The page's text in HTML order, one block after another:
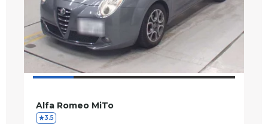
Alfa Romeo MiTo
3.5